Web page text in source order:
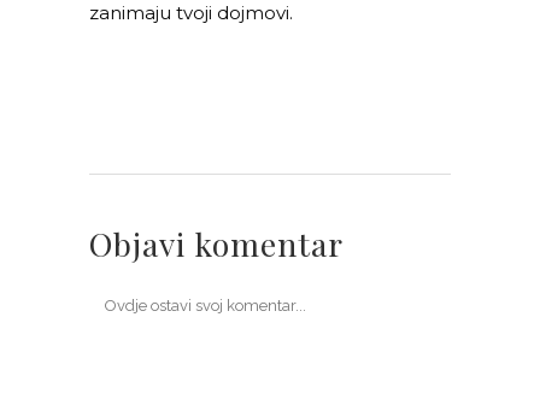
zanimaju tvoji dojmovi.
Objavi komentar